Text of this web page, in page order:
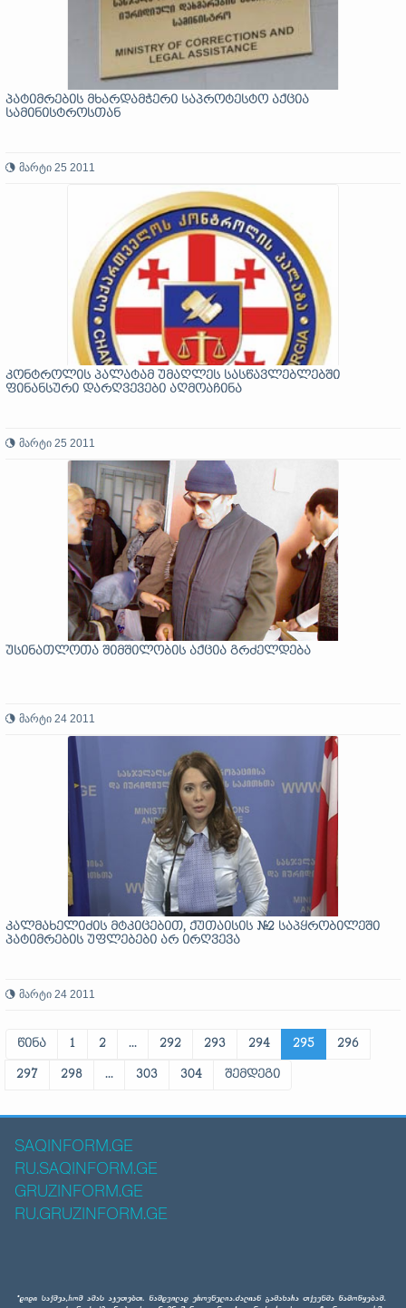
პატიმრების მხარდამჭერი საპროტესტო აქცია
სამინისტროსთან
მარტი 25 2011
კონტროლის პალატამ უმაღლეს სასწავლებლებში
ფინანსური დარღვევები აღმოაჩინა
მარტი 25 2011
უსინათლოთა შიმშილობის აქცია გრძელდება
მარტი 24 2011
კალმახელიძის მტკიცებით, ქუთაისის №2 საპყრობილეში
პატიმრების უფლებები არ ირღვევა
მარტი 24 2011
წინა 1 2 ... 292 293 294 295 296
297 298 ... 303 304 შემდეგი
SAQINFORM.GE
RU.SAQINFORM.GE
GRUZINFORM.GE
RU.GRUZINFORM.GE